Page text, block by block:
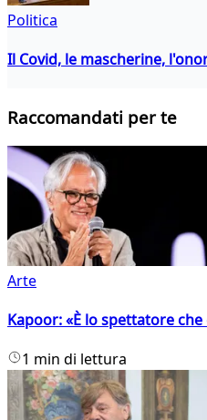
Politica
Il Covid, le mascherine,
Raccomandati per te
Arte
Kapoor: «È lo spettatore che
1 min di lettura